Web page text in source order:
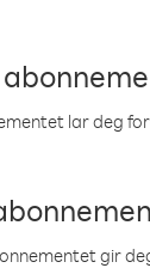
lar deg
gir